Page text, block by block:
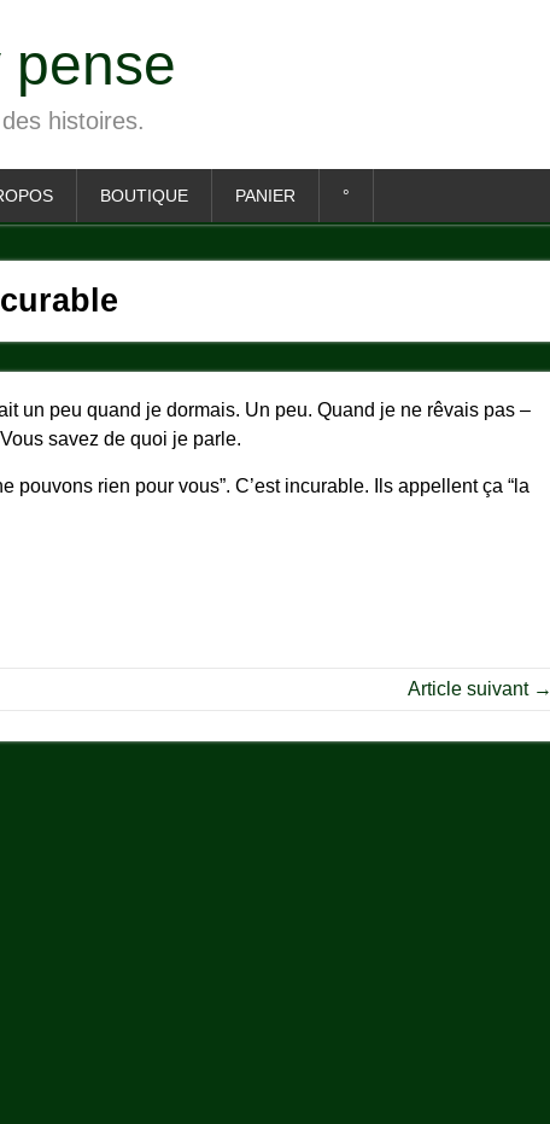
pense
histoires.
BOUTIQUE PANIER °
un peu quand je dormais. Un peu. Quand je ne rêvais pas –
savez de quoi je parle.
pouvons rien pour vous”. C’est incurable. Ils appellent ça “la
Article suivant →